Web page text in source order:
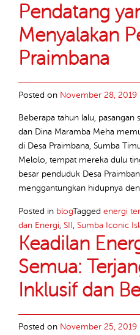
Pendatang
Menyalakan
Praimbana
Posted on November 28, 2019
Beberapa tahun lalu, pasangan
dan Dina Maramba Meha
di Desa Praimbana, Sumba
Melolo, tempat mereka dulu
besar penduduk Desa
menggantungkan hidupnya
Posted in blogTagged energi
dan Energi SII Sumba Iconic
Keadilan
Semua:
Inklusif dan
Posted on November 25, 2019